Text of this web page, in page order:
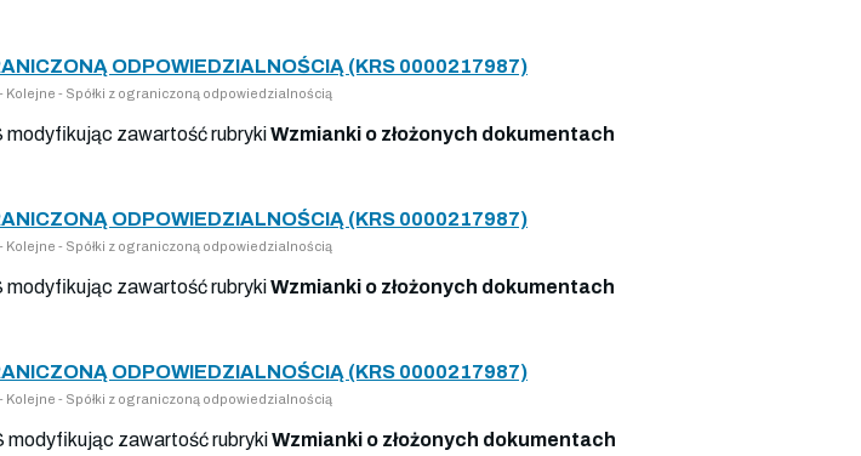
ODPOWIEDZIALNOŚCIĄ (KRS 0000217987)
Kolejne - Spółki z ograniczoną odpowiedzialnością
modyfikując zawartość rubrykiWzmianki o złożonych dokumentach
ODPOWIEDZIALNOŚCIĄ (KRS 0000217987)
Kolejne - Spółki z ograniczoną odpowiedzialnością
modyfikując zawartość rubrykiWzmianki o złożonych dokumentach
ODPOWIEDZIALNOŚCIĄ (KRS 0000217987)
Kolejne - Spółki z ograniczoną odpowiedzialnością
modyfikując zawartość rubrykiWzmianki o złożonych dokumentach